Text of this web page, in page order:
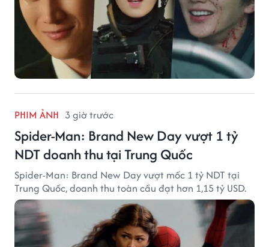
PHIM ẢNH 3 giờ trước
Spider-Man: Brand New Day vượt 1 tỷ
NDT doanh thu tại Trung Quốc
Spider-Man: Brand New Day vượt mốc 1 tỷ NDT tại
Trung Quốc, doanh thu toàn cầu đạt hơn 1,15 tỷ USD.